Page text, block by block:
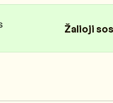
Žalioji